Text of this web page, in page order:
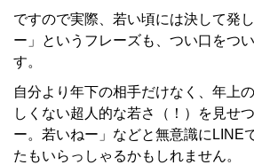
ですので実際、若い頃には決して発
ー」というフレーズも、つい口をつ
す。
自分より年下の相手だけなく、年上
しくない超人的な若さ（！）を見せ
ー。若いねー」などと無意識にLINE
たもいらっしゃるかもしれません。